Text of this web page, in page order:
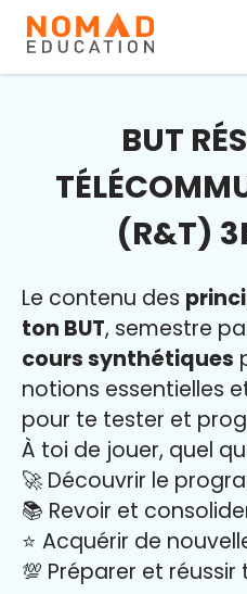
BUT
(R&T)
Le contenu des
ton BUT, semestre
cours synthétiques
notions essentielles
pour te tester et
À toi de jouer, quel
🚀 Découvrir le
📚 Revoir et
⭐️ Acquérir de
💯 Préparer et